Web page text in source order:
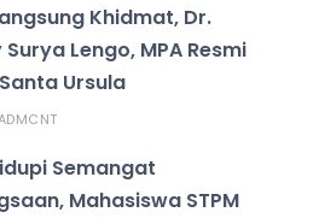
Khidmat, Dr.
Lengo, MPA Resmi
Ursula
Semangat
Mahasiswa STPM